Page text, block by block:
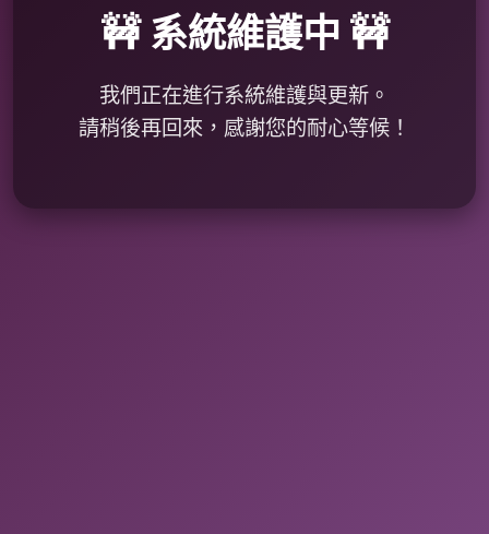
🚧 系統維護中 🚧
我們正在進行系統維護與更新。
請稍後再回來，感謝您的耐心等候！